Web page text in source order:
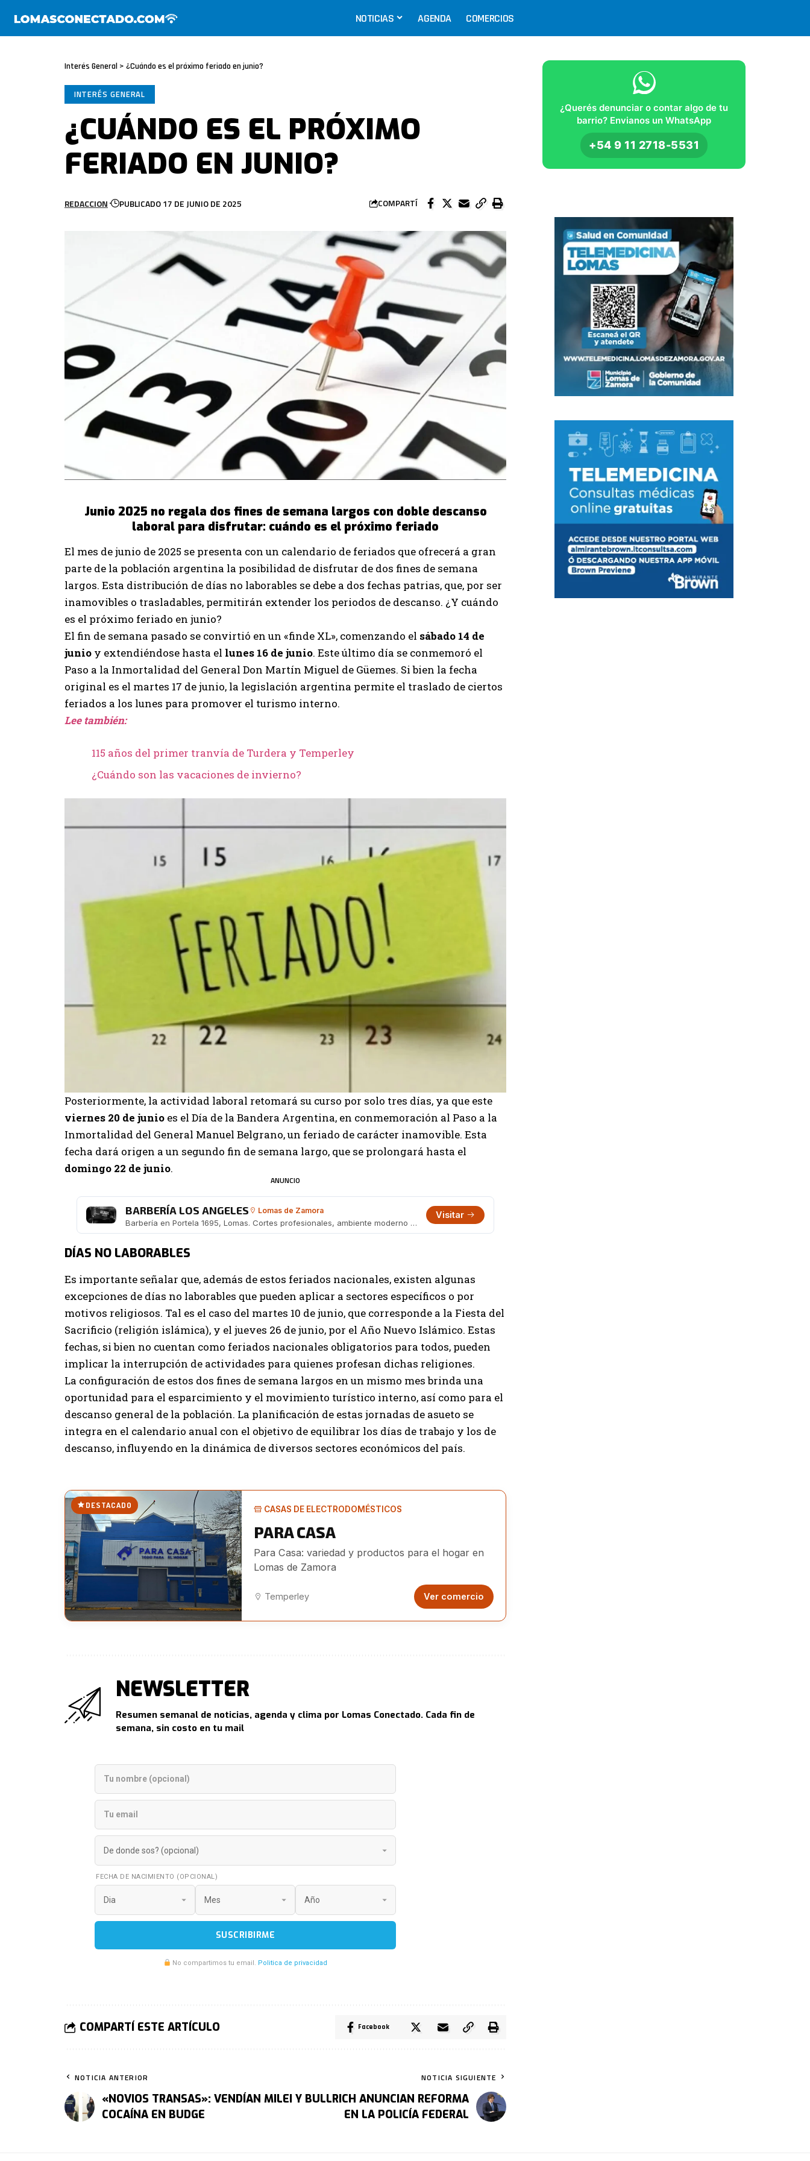
NOTICIAS AGENDA COMERCIOS
Interés General > ¿Cuándo es el próximo feriado en junio?
INTERÉS GENERAL
¿CUÁNDO ES EL PRÓXIMO
FERIADO EN JUNIO?
REDACCION PUBLICADO 17 DE JUNIO DE 2025 COMPARTÍ
Junio 2025 no regala dos fines de semana largos con doble descanso
laboral para disfrutar: cuándo es el próximo feriado
El mes de junio de 2025 se presenta con un calendario de feriados que ofrecerá a gran
parte de la población argentina la posibilidad de disfrutar de dos fines de semana
largos. Esta distribución de días no laborables se debe a dos fechas patrias, que, por ser
inamovibles o trasladables, permitirán extender los periodos de descanso. ¿Y cuándo
es el próximo feriado en junio?
El fin de semana pasado se convirtió en un «finde XL», comenzando el sábado 14 de
junio y extendiéndose hasta el lunes 16 de junio. Este último día se conmemoró el
Paso a la Inmortalidad del General Don Martín Miguel de Güemes. Si bien la fecha
original es el martes 17 de junio, la legislación argentina permite el traslado de ciertos
feriados a los lunes para promover el turismo interno.
Lee también:
115 años del primer tranvía de Turdera y Temperley
¿Cuándo son las vacaciones de invierno?
Posteriormente, la actividad laboral retomará su curso por solo tres días, ya que este
viernes 20 de junio es el Día de la Bandera Argentina, en conmemoración al Paso a la
Inmortalidad del General Manuel Belgrano, un feriado de carácter inamovible. Esta
fecha dará origen a un segundo fin de semana largo, que se prolongará hasta el
domingo 22 de junio.
ANUNCIO
BARBERÍA LOS ANGELES Lomas de Zamora
Barbería en Portela 1695, Lomas. Cortes profesionales, ambiente moderno y turnos online. También en Boedo 482.
Visitar
DÍAS NO LABORABLES
Es importante señalar que, además de estos feriados nacionales, existen algunas
excepciones de días no laborables que pueden aplicar a sectores específicos o por
motivos religiosos. Tal es el caso del martes 10 de junio, que corresponde a la Fiesta del
Sacrificio (religión islámica), y el jueves 26 de junio, por el Año Nuevo Islámico. Estas
fechas, si bien no cuentan como feriados nacionales obligatorios para todos, pueden
implicar la interrupción de actividades para quienes profesan dichas religiones.
La configuración de estos dos fines de semana largos en un mismo mes brinda una
oportunidad para el esparcimiento y el movimiento turístico interno, así como para el
descanso general de la población. La planificación de estas jornadas de asueto se
integra en el calendario anual con el objetivo de equilibrar los días de trabajo y los de
descanso, influyendo en la dinámica de diversos sectores económicos del país.
DESTACADO CASAS DE ELECTRODOMÉSTICOS
PARA CASA
Para Casa: variedad y productos para el hogar en
Lomas de Zamora
Temperley Ver comercio
NEWSLETTER
Resumen semanal de noticias, agenda y clima por Lomas Conectado. Cada fin de
semana, sin costo en tu mail
FECHA DE NACIMIENTO (OPCIONAL)
SUSCRIBIRME
No compartimos tu email. Politica de privacidad
COMPARTÍ ESTE ARTÍCULO Facebook
NOTICIA ANTERIOR
«NOVIOS TRANSAS»: VENDÍAN
COCAÍNA EN BUDGE
NOTICIA SIGUIENTE
MILEI Y BULLRICH ANUNCIAN REFORMA
EN LA POLICÍA FEDERAL
¿Querés denunciar o contar algo de tu
barrio? Envianos un WhatsApp
+54 9 11 2718-5531